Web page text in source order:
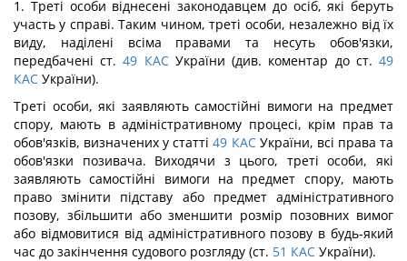
1. Треті особи віднесені законодавцем до осіб, які беруть
участь у справі. Таким чином, треті особи, незалежно від їх
виду, наділені всіма правами та несуть обов'язки,
передбачені ст. 49 КАСУкраїни (див. коментар до ст. 49
КАС України).
Треті особи, які заявляють самостійні вимоги на предмет
спору, мають в адміністративному процесі, крім прав та
обов'язків, визначених у статті 49 КАСУкраїни, всі права та
обов'язки позивача. Виходячи з цього, треті особи, які
заявляють самостійні вимоги на предмет спору, мають
право змінити підставу або предмет адміністративного
позову, збільшити або зменшити розмір позовних вимог
або відмовитися від адміністративного позову в будь-який
час до закінчення судового розгляду (ст. 51 КАС України).